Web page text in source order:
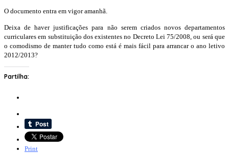
O documento entra em vigor amanhã.
Deixa de haver justificações para não serem criados novos departamentos
curriculares em substituição dos existentes no Decreto Lei 75/2008, ou será que
o comodismo de manter tudo como está é mais fácil para arrancar o ano letivo
2012/2013?
Partilha:
Print